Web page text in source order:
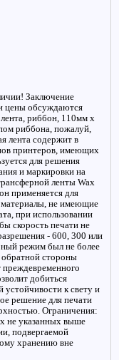
Заключение
цены обсуждаются
риббон, 110мм x
риббона, пожалуй,
лента содержит в
принтеров, имеющих
для решения
и маркировки на
ленты Wax
применяется для
материалы, не имеющие
при использовании
скорость печати не
- 600, 300 или
режим был не более
обратной стороны
добиться
устойчивости к свету и
решение для печати
Ограничения:
не указанных выше
подвергаемой
хранению вне